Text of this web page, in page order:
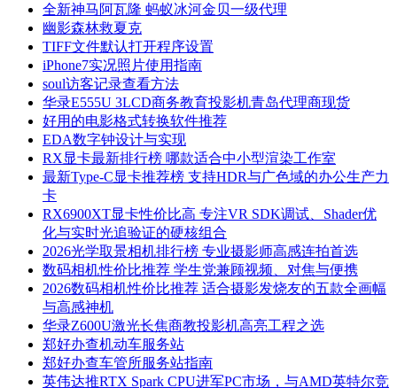
全新神马阿瓦隆 蚂蚁冰河金贝一级代理
幽影森林救夏克
TIFF文件默认打开程序设置
iPhone7实况照片使用指南
soul访客记录查看方法
华录E555U 3LCD商务教育投影机青岛代理商现货
好用的电影格式转换软件推荐
EDA数字钟设计与实现
RX显卡最新排行榜 哪款适合中小型渲染工作室
最新Type-C显卡推荐榜 支持HDR与广色域的办公生产力
卡
RX6900XT显卡性价比高 专注VR SDK调试、Shader优
化与实时光追验证的硬核组合
2026光学取景相机排行榜 专业摄影师高感连拍首选
数码相机性价比推荐 学生党兼顾视频、对焦与便携
2026数码相机性价比推荐 适合摄影发烧友的五款全画幅
与高感神机
华录Z600U激光长焦商教投影机高亮工程之选
郑好办查机动车服务站
郑好办查车管所服务站指南
英伟达推RTX Spark CPU进军PC市场，与AMD英特尔竞